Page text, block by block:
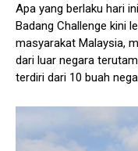
Apa yang berlaku hari
Badang Challenge kini
masyarakat Malaysia,
dari luar negara
terdiri dari 10 buah